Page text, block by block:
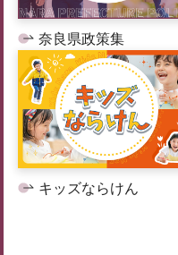
奈良県政策集
キッズならけん